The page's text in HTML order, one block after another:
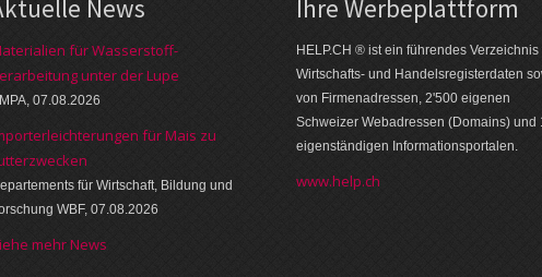
News
für Wasserstoff-
unter der Lupe
07.08.2026
für Mais zu
für Wirtschaft, Bildung und
WBF, 07.08.2026
mehr News
Ihre Werbe­platt­form
HELP.CH ® ist ein führendes Ver­zeich­nis
Wirt­schafts- und Handels­register­daten
von Firmen­adressen, 2'500 eige­nen
Schweizer Web­adressen (Domains) und
eigen­ständigen Infor­mations­por­talen.
www.help.ch